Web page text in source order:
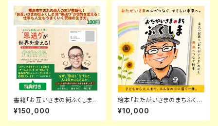
書籍「お互いさまの街ふくしま
発 “恩送り”が世界を変える！ 仕
事も人生もうまくいく究極の生き
方」 100冊
¥150,000
絵本「おたがいさまのまちふくし
ま」 特別キャンペーン
¥10,000